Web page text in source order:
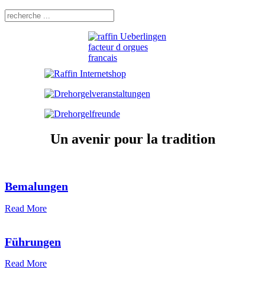
Un avenir pour la tradition
Bemalungen
Read More
Führungen
Read More